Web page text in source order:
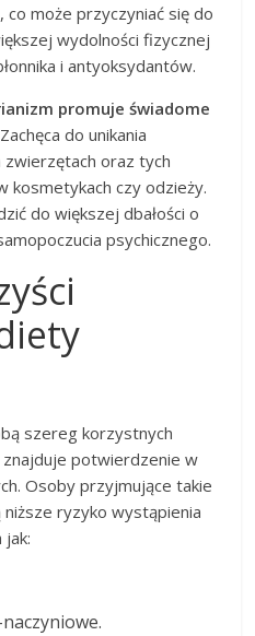
, co może przyczyniać się do
wydolności fizycznej
i antyoksydantów.
promuje świadome
Zachęca do unikania
oraz tych
kosmetykach czy odzieży.
do większej dbałości o
psychicznego.
szereg korzystnych
potwierdzenie w
Osoby przyjmujące takie
ryzyko wystąpienia
jak: